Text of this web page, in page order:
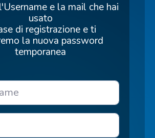
e la mail che hai
usato
di registrazione e ti
la nuova password
temporanea